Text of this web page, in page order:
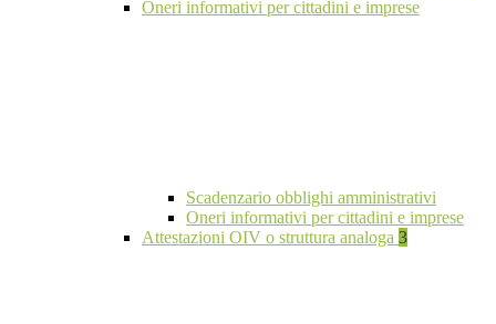
Oneri informativi per cittadini e imprese
Scadenzario obblighi amministrativi
Oneri informativi per cittadini e imprese
Attestazioni OIV o struttura analoga 3